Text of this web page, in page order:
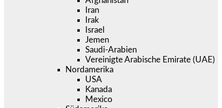
Iran
Irak
Israel
Jemen
Saudi-Arabien
Vereinigte Arabische Emirate (UAE)
Nordamerika
USA
Kanada
Mexico